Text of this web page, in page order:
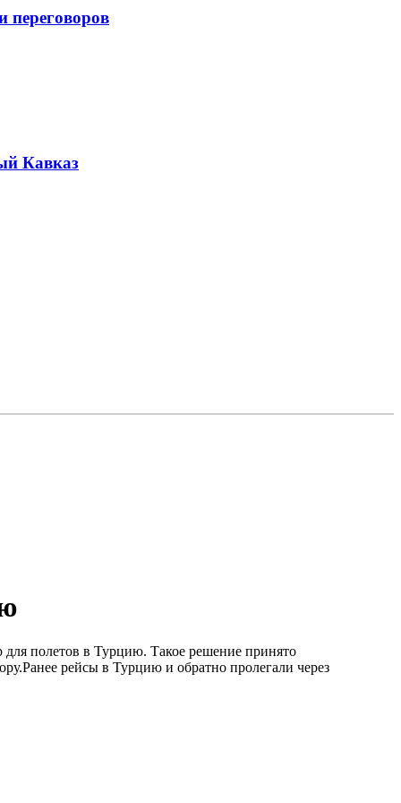
переговоров
Кавказ
полетов в Турцию. Такое решение принято
рейсы в Турцию и обратно пролегали через